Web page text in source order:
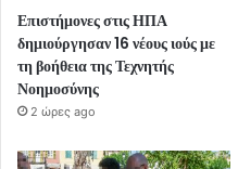
Επιστήμονες στις ΗΠΑ
δημιούργησαν 16 νέους ιούς με
τη βοήθεια της Τεχνητής
Νοημοσύνης
2 ώρες ago